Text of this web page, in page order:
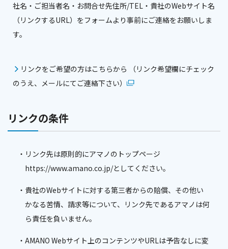
社名・ご担当者名・お問合せ先住所/TEL・貴社のWebサイト名
（リンクするURL）をフォームより事前にご連絡をお願いしま
す。
リンクをご希望の方はこちらから （リンク希望欄にチェック
のうえ、メールにてご連絡下さい）
リンクの条件
リンク先は原則的にアマノのトップページ
https://www.amano.co.jp/としてください。
貴社のWebサイトに対する第三者からの賠償、その他い
かなる苦情、請求等について、リンク先であるアマノは何
ら責任を負いません。
AMANO Webサイト上のコンテンツやURLは予告なしに変